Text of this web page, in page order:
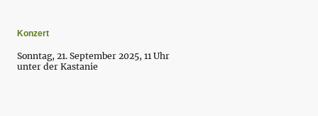
Konzert
Sonntag, 21. September 2025, 11 Uhr
unter der Kastanie